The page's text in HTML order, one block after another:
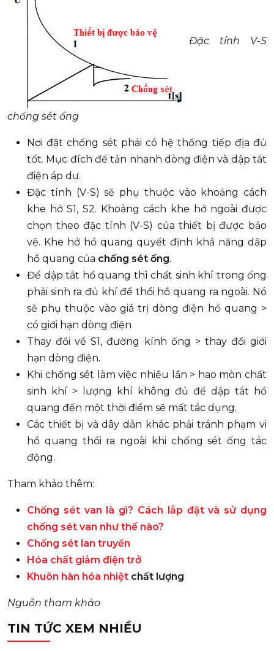
Đặc tính V-S
chống sét ống
Nơi đặt chống sét phải có hệ thống tiếp địa đủ
tốt. Mục đích để tản nhanh dòng điện và dập tắt
điện áp dư.
Đặc tính (V-S) sẽ phụ thuộc vào khoảng cách
khe hở S1, S2. Khoảng cách khe hở ngoài được
chọn theo đặc tính (V-S) của thiết bị được bảo
vệ. Khe hở hồ quang quyết định khả năng dập
hồ quang của chống sét ống.
Để dập tắt hồ quang thì chất sinh khí trong ống
phải sinh ra đủ khí để thổi hồ quang ra ngoài. Nó
sẽ phụ thuộc vào giá trị dòng điện hồ quang >
có giới hạn dòng điện
Thay đổi về S1, đường kính ống > thay đổi giới
hạn dòng điện.
Khi chống sét làm việc nhiều lần > hao mòn chất
sinh khí > lượng khí không đủ để dập tắt hồ
quang đến một thời điểm sẽ mất tác dụng.
Các thiết bị và dây dẫn khác phải tránh phạm vi
hồ quang thổi ra ngoài khi chống sét ống tác
động.
Tham khảo thêm:
Chống sét van là gì? Cách lắp đặt và sử dụng
chống sét van như thế nào?
Chống sét lan truyền
Hóa chất giảm điện trở
Khuôn hàn hóa nhiệt chất lượng
Nguồn tham khảo
TIN TỨC XEM NHIỀU